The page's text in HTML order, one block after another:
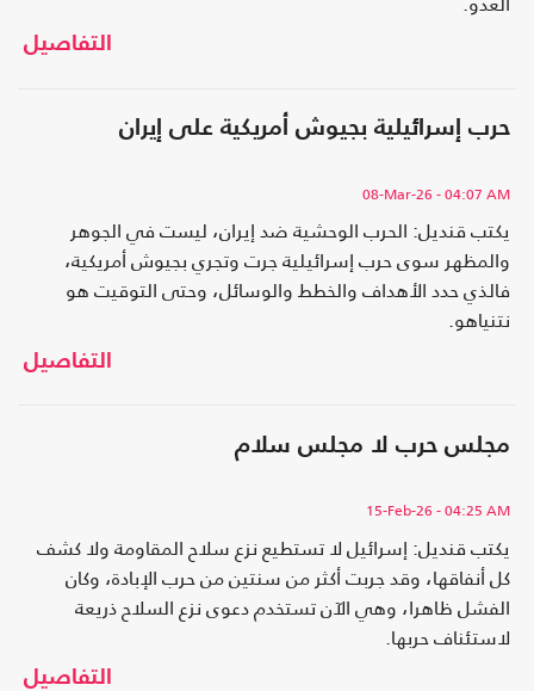
التفاصيل
حرب إسرائيلية بجيوش أمريكية على إيران
08-Mar-26 - 04:07 AM
يكتب قنديل: الحرب الوحشية ضد إيران، ليست في الجوهر
والمظهر سوى حرب إسرائيلية جرت وتجري بجيوش أمريكية،
فالذي حدد الأهداف والخطط والوسائل، وحتى التوقيت هو
نتنياهو.
التفاصيل
مجلس حرب لا مجلس سلام
15-Feb-26 - 04:25 AM
يكتب قنديل: إسرائيل لا تستطيع نزع سلاح المقاومة ولا كشف
كل أنفاقها، وقد جربت أكثر من سنتين من حرب الإبادة، وكان
الفشل ظاهرا، وهي الآن تستخدم دعوى نزع السلاح ذريعة
لاستئناف حربها.
التفاصيل